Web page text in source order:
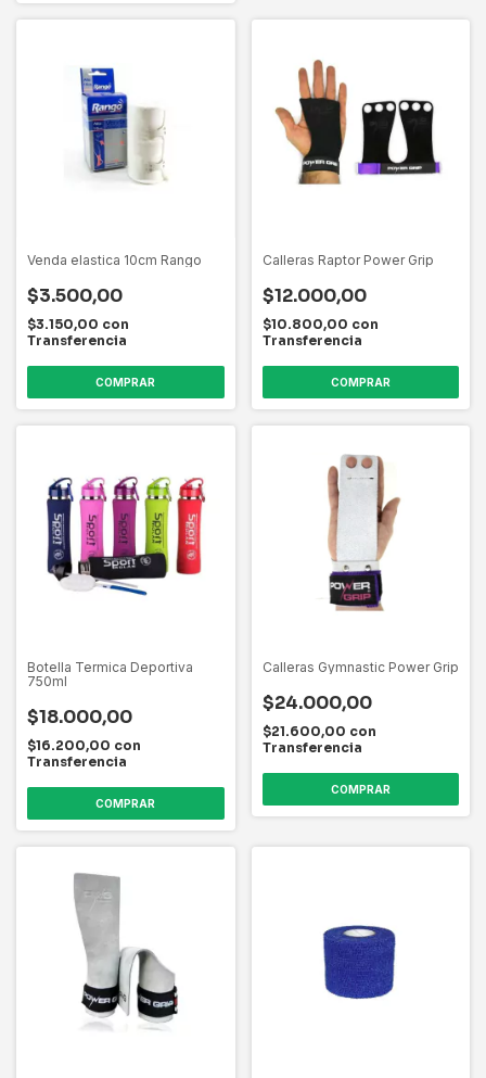
Venda elastica 10cm Rango
$3.500,00
$3.150,00 con
Transferencia
Calleras Raptor Power Grip
$12.000,00
$10.800,00 con
Transferencia
COMPRAR
Botella Termica Deportiva
750ml
$18.000,00
$16.200,00 con
Transferencia
COMPRAR
Calleras Gymnastic Power Grip
$24.000,00
$21.600,00 con
Transferencia
COMPRAR